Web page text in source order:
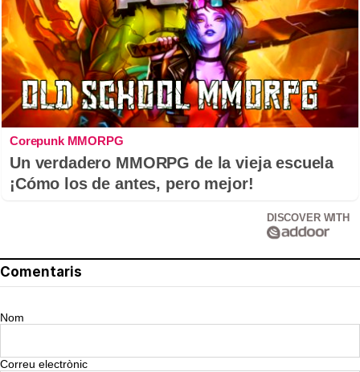
Corepunk MMORPG
Un verdadero MMORPG de la vieja escuela
¡Cómo los de antes, pero mejor!
DISCOVER WITH
Comentaris
Nom
Correu electrònic